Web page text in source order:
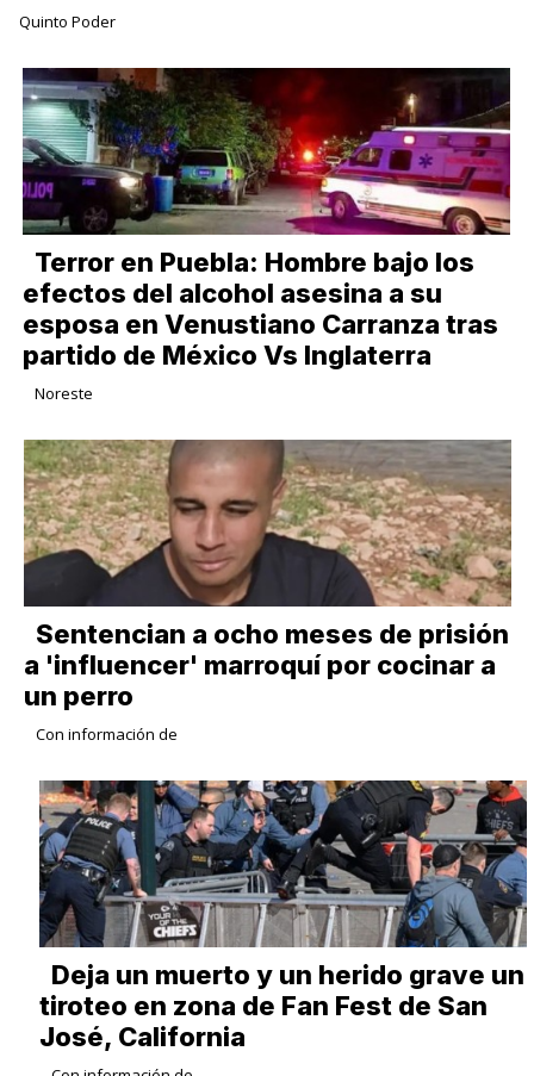
Quinto Poder
Terror en Puebla: Hombre bajo los
efectos del alcohol asesina a su
esposa en Venustiano Carranza tras
partido de México Vs Inglaterra
Noreste
Sentencian a ocho meses de prisión
a 'influencer' marroquí por cocinar a
un perro
Con información de
Deja un muerto y un herido grave un
tiroteo en zona de Fan Fest de San
José, California